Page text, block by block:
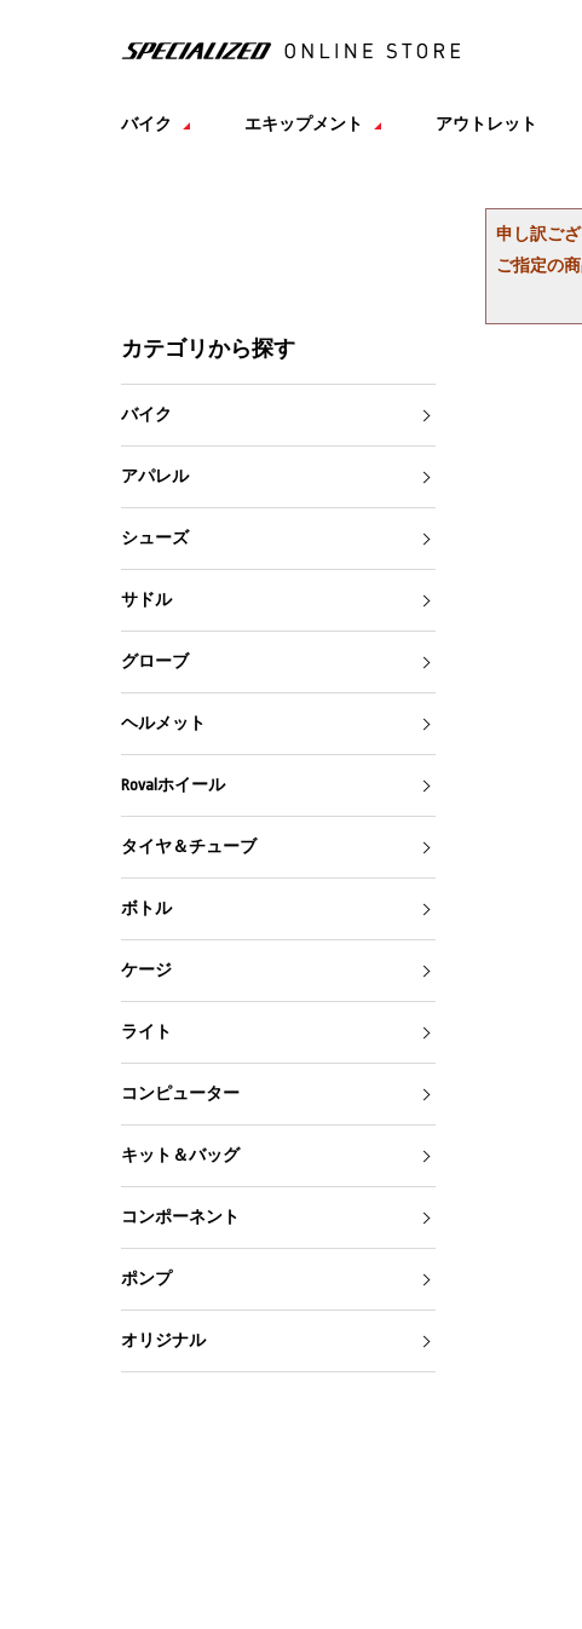
バイク エキップメント アウトレット
申し訳ござ
ご指定の
カテゴリから探す
バイク
アパレル
シューズ
サドル
グローブ
ヘルメット
Rovalホイール
タイヤ＆チューブ
ボトル
ケージ
ライト
コンピューター
キット＆バッグ
コンポーネント
ポンプ
オリジナル